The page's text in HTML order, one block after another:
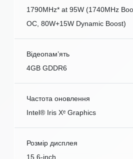
1790MHz* at 95W (1740MHz
OC, 80W+15W Dynamic Boost)
Відеопам’ять
4GB GDDR6
Частота оновлення
Intel® Iris Xᵉ Graphics
Розмір дисплея
15.6-inch